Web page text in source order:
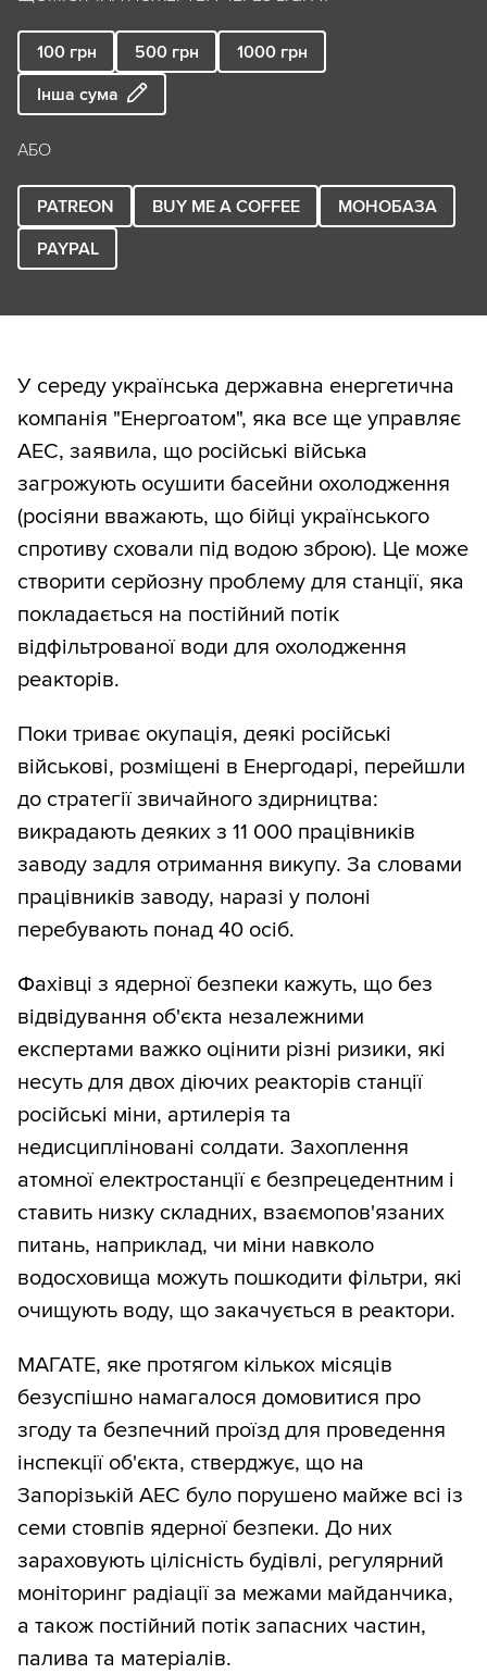
100 грн 500 грн 1000 грн
Інша сума
АБО
PATREON BUY ME A COFFEE
МОНОБАЗА
PAYPAL
У середу українська державна енергетична
компанія "Енергоатом", яка все ще управляє
АЕС, заявила, що російські війська
загрожують осушити басейни охолодження
(росіяни вважають, що бійці українського
спротиву сховали під водою зброю). Це може
створити серйозну проблему для станції, яка
покладається на постійний потік
відфільтрованої води для охолодження
реакторів.
Поки триває окупація, деякі російські
військові, розміщені в Енергодарі, перейшли
до стратегії звичайного здирництва:
викрадають деяких з 11 000 працівників
заводу задля отримання викупу. За словами
працівників заводу, наразі у полоні
перебувають понад 40 осіб.
Фахівці з ядерної безпеки кажуть, що без
відвідування об'єкта незалежними
експертами важко оцінити різні ризики, які
несуть для двох діючих реакторів станції
російські міни, артилерія та
недисципліновані солдати. Захоплення
атомної електростанції є безпрецедентним і
ставить низку складних, взаємопов'язаних
питань, наприклад, чи міни навколо
водосховища можуть пошкодити фільтри, які
очищують воду, що закачується в реактори.
МАГАТЕ, яке протягом кількох місяців
безуспішно намагалося домовитися про
згоду та безпечний проїзд для проведення
інспекції об'єкта, стверджує, що на
Запорізькій АЕС було порушено майже всі із
семи стовпів ядерної безпеки. До них
зараховують цілісність будівлі, регулярний
моніторинг радіації за межами майданчика,
а також постійний потік запасних частин,
палива та матеріалів.